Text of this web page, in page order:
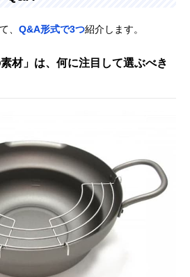
、 Q&A形式で3つ紹介します。
材」は、何に注目して選ぶべき